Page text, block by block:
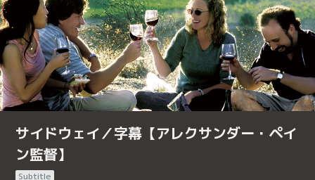
サイドウェイ／字幕【アレクサンダー・ペイ
ン監督】
Subtitle